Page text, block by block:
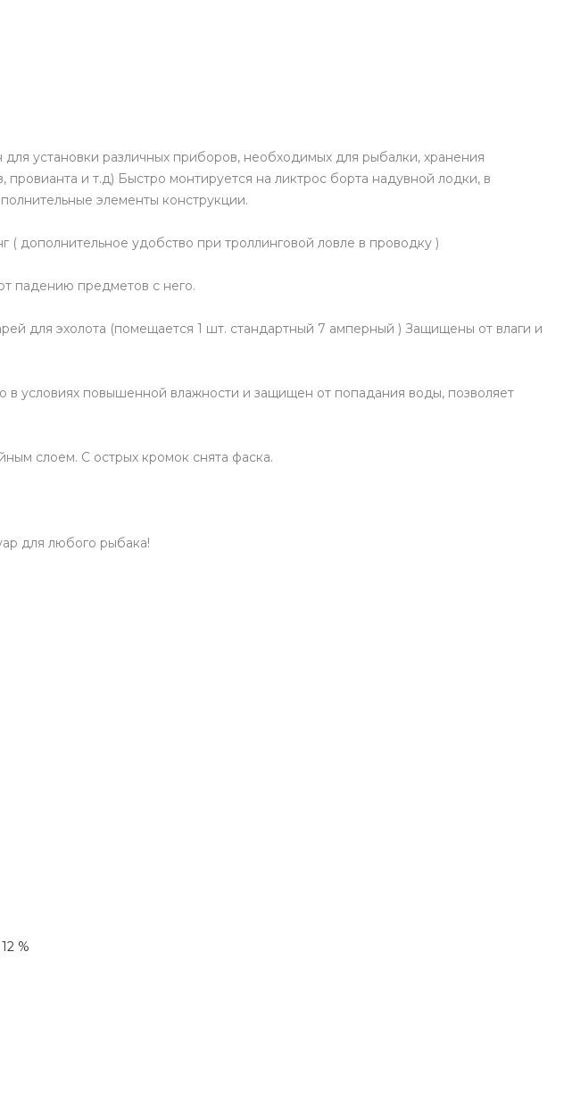
установки различных приборов, необходимых для рыбалки, хранения
и т.д) Быстро монтируется на ликтрос борта надувной лодки, в
элементы конструкции.
( дополнительное удобство при троллинговой ловле в проводку )
падению предметов с него.
для эхолота (помещается 1 шт. стандартный 7 амперный ) Защищены от влаги и
условиях повышенной влажности и защищен от попадания воды, позволяет
слоем. С острых кромок снята фаска.
для любого рыбака!
%